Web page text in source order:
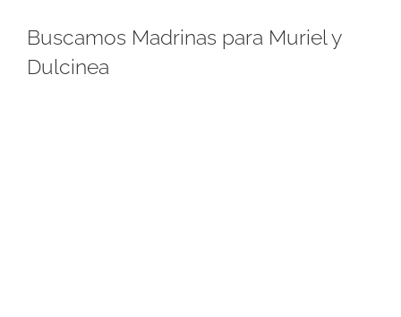
Buscamos Madrinas para Muriel y
Dulcinea